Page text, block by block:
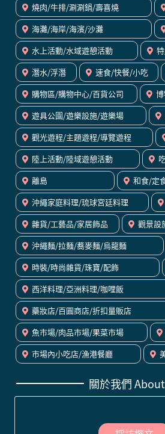
燒肉/牛排/涮涮鍋/壽喜燒
海灘/海岸/海濱/沙灘
水上活動/水域遊憩活動
潛水/浮潛
速食/快餐/小吃
購物區/購物中心/百貨公司
遊具公園/遊樂設施/遊樂場
觀光遊程/主題遊程/導覽遊程
陸上活動/陸域遊憩活動
離島
和食/定
沖繩家庭料理/琉球宮廷料理
雜貨/工藝品/家居飾品
觀景設
沖繩麵/拉麵/蕎麥麵/烏龍麵
時裝/時尚雜貨/珠寶/配飾
西洋料理/亞洲料理/咖哩飯
藥妝店/百圓商店/折扣量販店
魚市場/肉品市場/果菜市場
市場內小吃店/漁港餐廳
關於我們